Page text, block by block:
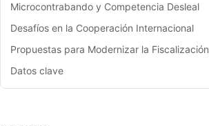
Microcontrabando y Competencia Desleal
Desafíos en la Cooperación Internacional
Propuestas para Modernizar la Fiscalización
Datos clave